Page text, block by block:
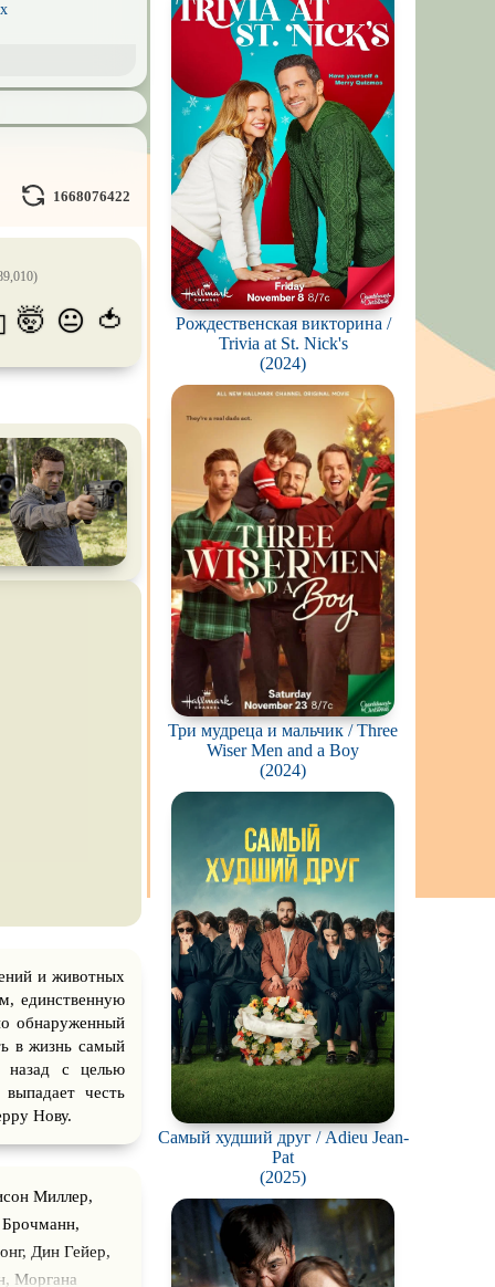
кино
миры
и подводные
во
1668076422
🤯 😐 🍅
и животных
единственную
обнаруженный
в жизнь самый
с целью
честь
Нову.
Миллер,
Дин Гейер,
Моргана
Рождественская викторина /
Trivia at St. Nick's
(2024)
Три мудреца и мальчик / Three
Wiser Men and a Boy
(2024)
Самый худший друг / Adieu Jean-
Pat
(2025)